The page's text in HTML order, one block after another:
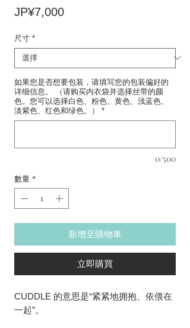
JP¥7,000價
尺寸 *
如果您是否想要包装，请填写您的包装偏好的
详细信息。 （请购买内衣袋并选择丝带的颜
色。您可以选择白色、粉色、黄色、浅蓝色、
淡紫色、红色和绿色。）
*
0/500
數量 *
新增至購物車
立即購買
CUDDLE 的意思是“紧紧地拥抱、依偎在
一起”。